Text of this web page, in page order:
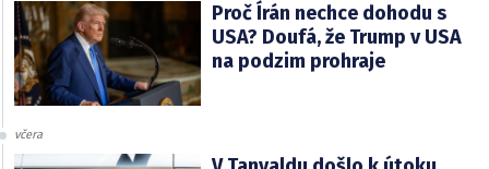
Proč Írán nechce dohodu s
USA? Doufá, že Trump v USA
na podzim prohraje
včera